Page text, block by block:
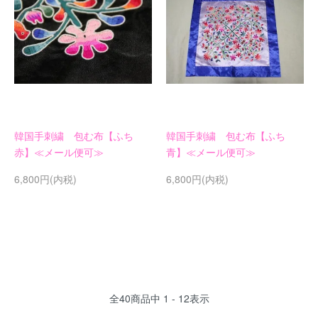
韓国手刺繍 包む布【ふち
赤】≪メール便可≫
6,800円(内税)
韓国手刺繍 包む布【ふち
青】≪メール便可≫
6,800円(内税)
全40商品中 1 - 12表示